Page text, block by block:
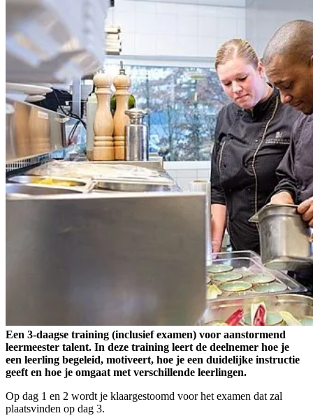
Een 3-daagse training (inclusief examen) voor aanstormend
leermeester talent. In deze training leert de deelnemer hoe je
een leerling begeleid, motiveert, hoe je een duidelijke instructie
geeft en hoe je omgaat met verschillende leerlingen.
Op dag 1 en 2 wordt je klaargestoomd voor het examen dat zal
plaatsvinden op dag 3.